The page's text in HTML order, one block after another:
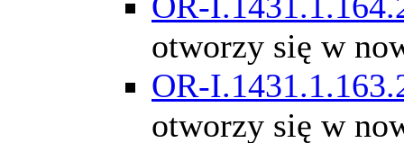
otworzy się w
OR-
otworzy się w